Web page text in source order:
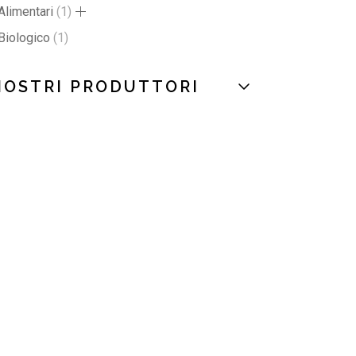
1
1
PRODUTTORI